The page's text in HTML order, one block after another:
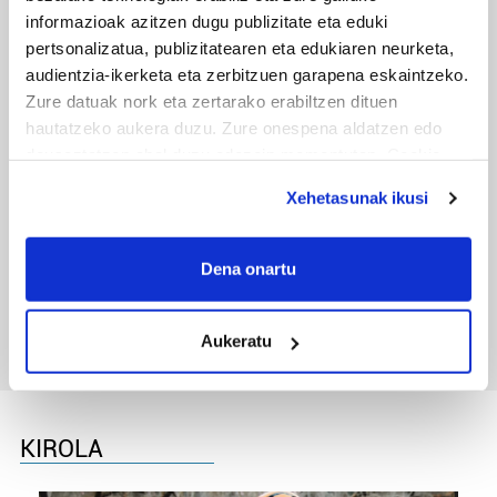
informazioak azitzen dugu publizitate eta eduki
pertsonalizatua, publizitatearen eta edukiaren neurketa,
audientzia-ikerketa eta zerbitzuen garapena eskaintzeko.
Zure datuak nork eta zertarako erabiltzen dituen
hautatzeko aukera duzu. Zure onespena aldatzen edo
If you allow, we would also like to:
Collect information about your geographical
Identify your device by actively scanning it for
specific characteristics (fingerprinting)
Xehetasunak ikusi
Dena onartu
Aukeratu
Tourreko goierritarrak
KIROLA